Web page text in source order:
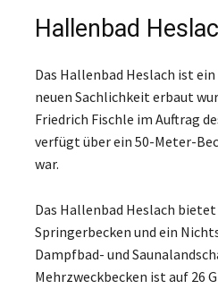
Hallenbad
Das Hallenbad Heslach ist
neuen Sachlichkeit erbaut
Friedrich Fischle im Auftrag
verfügt über ein 50-Meter-
war.
Das Hallenbad Heslach
Springerbecken und ein
Dampfbad- und
Mehrzweckbecken ist auf 26